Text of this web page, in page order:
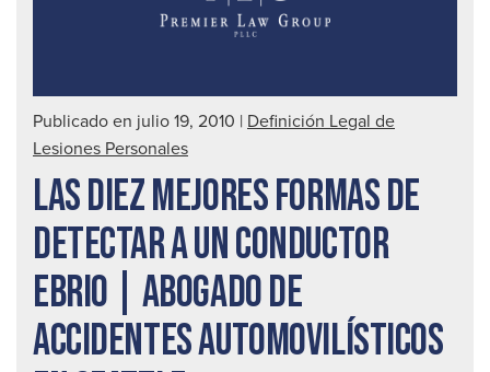
Publicado en julio 19, 2010 | Definición Legal de
Lesiones Personales
LAS DIEZ MEJORES FORMAS DE
DETECTAR A UN CONDUCTOR
EBRIO | ABOGADO DE
ACCIDENTES AUTOMOVILÍSTICOS